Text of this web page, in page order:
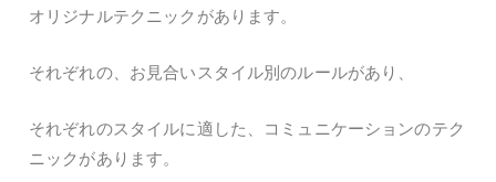
オリジナルテクニックがあります。
それぞれの、お見合いスタイル別のルールがあり、
それぞれのスタイルに適した、コミュニケーションのテク
ニックがあります。